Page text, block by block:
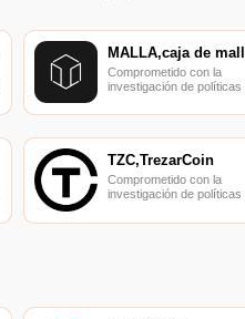
MALLA,caja de
Comprometido con la
investigación de políticas
finanzas, las finanzas
TZC,TrezarCoin
Comprometido con la
investigación de políticas
finanzas, las finanzas